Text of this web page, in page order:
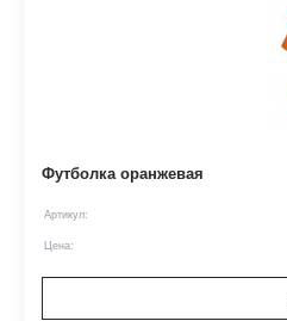
Футболка оранжевая
Артикул:
Цена: